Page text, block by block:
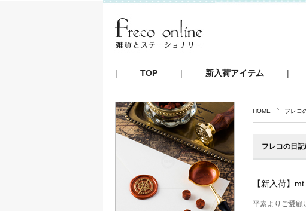
TOP 新入荷アイテム
HOME フレコ
フレコの日
【新入荷】
平素よりご愛顧